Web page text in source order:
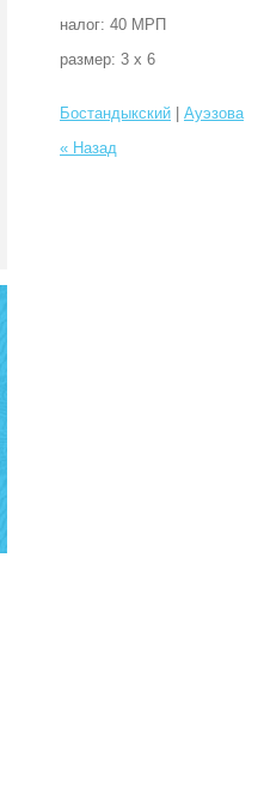
налог: 40 МРП
размер: 3 х 6
Бостандыкский
Ауэзова
« Назад